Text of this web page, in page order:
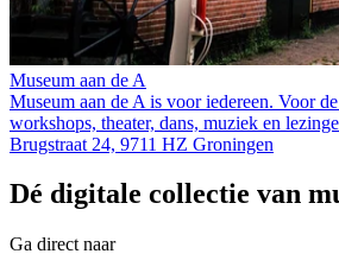
Museum aan de A
Museum aan de A is voor iedereen. Voor
workshops, theater, dans, muziek en
Brugstraat 24, 9711 HZ Groningen
Dé digitale collectie van
Ga direct naar